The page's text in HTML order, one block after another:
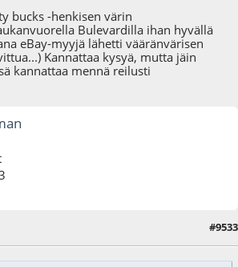
bucks -henkisen värin
Bulevardilla ihan hyvällä
eBay-myyjä lähetti vääränvärisen
Kannattaa kysyä, mutta jäin
kannattaa mennä reilusti
#9533